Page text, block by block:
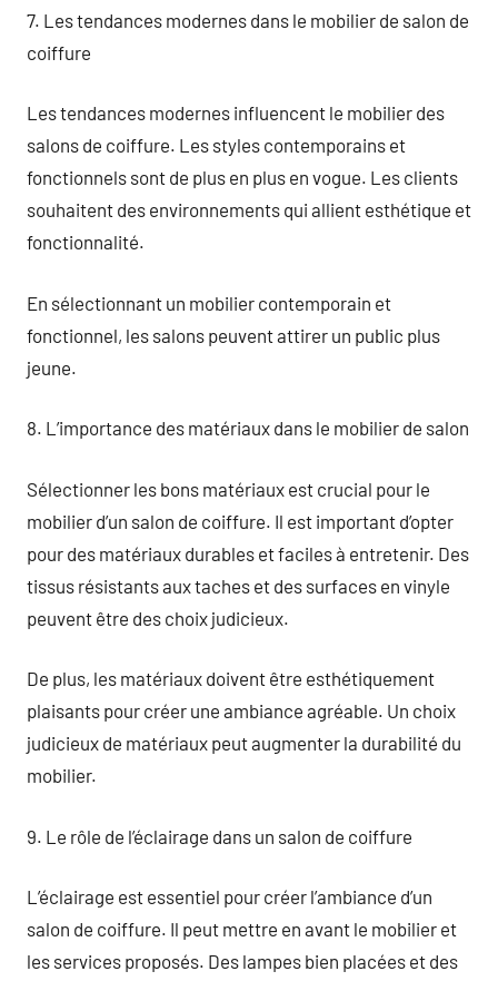
7. Les tendances modernes dans le mobilier de salon de
coiffure
Les tendances modernes influencent le mobilier des
salons de coiffure. Les styles contemporains et
fonctionnels sont de plus en plus en vogue. Les clients
souhaitent des environnements qui allient esthétique et
fonctionnalité.
En sélectionnant un mobilier contemporain et
fonctionnel, les salons peuvent attirer un public plus
jeune.
8. L’importance des matériaux dans le mobilier de salon
Sélectionner les bons matériaux est crucial pour le
mobilier d’un salon de coiffure. Il est important d’opter
pour des matériaux durables et faciles à entretenir. Des
tissus résistants aux taches et des surfaces en vinyle
peuvent être des choix judicieux.
De plus, les matériaux doivent être esthétiquement
plaisants pour créer une ambiance agréable. Un choix
judicieux de matériaux peut augmenter la durabilité du
mobilier.
9. Le rôle de l’éclairage dans un salon de coiffure
L’éclairage est essentiel pour créer l’ambiance d’un
salon de coiffure. Il peut mettre en avant le mobilier et
les services proposés. Des lampes bien placées et des